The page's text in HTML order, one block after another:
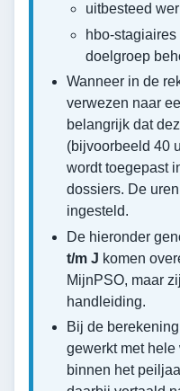
uitbesteed
hbo-
doelgroep
Wanneer in de
verwezen naar
belangrijk dat
(bijvoorbeeld 40
wordt toegepast
dossiers. De
ingesteld.
De hieronder
t/m J komen
MijnPSO, maar
handleiding.
Bij de
gewerkt met
binnen het